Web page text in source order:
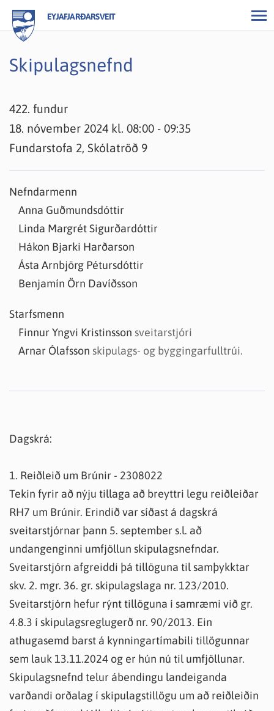
EYJAFJARÐARSVEIT
Skipulagsnefnd
422. fundur
18. nóvember 2024 kl. 08:00 - 09:35
Fundarstofa 2, Skólatröð 9
Nefndarmenn
Anna Guðmundsdóttir
Linda Margrét Sigurðardóttir
Hákon Bjarki Harðarson
Ásta Arnbjörg Pétursdóttir
Benjamín Örn Davíðsson
Starfsmenn
Finnur Yngvi Kristinsson sveitarstjóri
Arnar Ólafsson skipulags- og byggingarfulltrúi.
Dagskrá:
1. Reiðleið um Brúnir - 2308022
Tekin fyrir að nýju tillaga að breyttri legu reiðleiðar
RH7 um Brúnir. Erindið var síðast á dagskrá
sveitarstjórnar þann 5. september s.l. að
undangenginni umfjöllun skipulagsnefndar.
Sveitarstjórn afgreiddi þá tillöguna til samþykktar
skv. 2. mgr. 36. gr. skipulagslaga nr. 123/2010.
Sveitarstjórn hefur rýnt tillöguna í samræmi við gr.
4.8.3 í skipulagsreglugerð nr. 90/2013. Ein
athugasemd barst á kynningartímabili tillögunnar
sem lauk 13.11.2024 og er hún nú til umfjöllunar.
Skipulagsnefnd telur ábendingu landeiganda
varðandi orðalag í skipulagstillögu um að reiðleiðin